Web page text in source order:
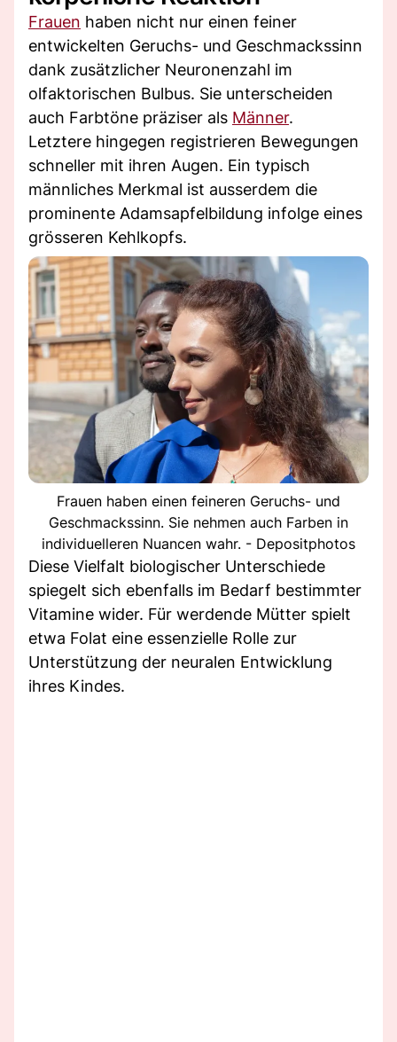
Frauen haben nicht nur einen feiner
entwickelten Geruchs- und Geschmackssinn
dank zusätzlicher Neuronenzahl im
olfaktorischen Bulbus. Sie unterscheiden
auch Farbtöne präziser als Männer.
Letztere hingegen registrieren Bewegungen
schneller mit ihren Augen. Ein typisch
männliches Merkmal ist ausserdem die
prominente Adamsapfelbildung infolge eines
grösseren Kehlkopfs.
Frauen haben einen feineren Geruchs- und
Geschmackssinn. Sie nehmen auch Farben in
individuelleren Nuancen wahr. - Depositphotos
Diese Vielfalt biologischer Unterschiede
spiegelt sich ebenfalls im Bedarf bestimmter
Vitamine wider. Für werdende Mütter spielt
etwa Folat eine essenzielle Rolle zur
Unterstützung der neuralen Entwicklung
ihres Kindes.